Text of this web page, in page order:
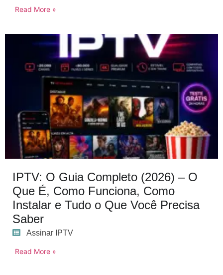
Read More »
IPTV: O Guia Completo (2026) – O
Que É, Como Funciona, Como
Instalar e Tudo o Que Você Precisa
Saber
Assinar IPTV
Read More »